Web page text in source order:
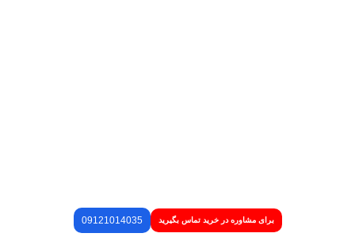
برای مشاوره در خرید تماس بگیرید 09121014035